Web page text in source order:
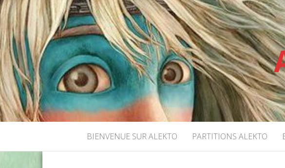
BIENVENUE SUR ALEKTO PARTITIONS ALEKTO